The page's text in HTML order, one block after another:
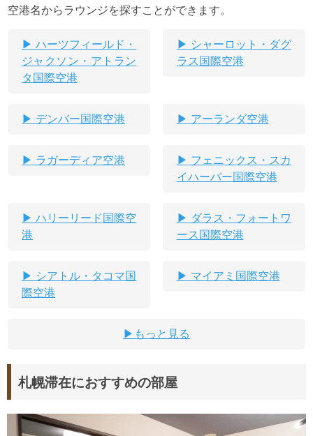
空港名からラウンジを探すことができます。
ハーツフィールド・
ジャクソン・アトラン
タ国際空港
シャーロット・ダグ
ラス国際空港
デンバー国際空港 アーランダ空港
ラガーディア空港
フェニックス・スカ
イハーバー国際空港
ハリーリード国際空
港
ダラス・フォートワ
ース国際空港
シアトル・タコマ国
際空港
マイアミ国際空港
もっと見る
札幌滞在におすすめの部屋